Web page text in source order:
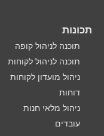
תכונות
תוכנה לניהול קופה
תוכנה לניהול לקוחות
ניהול מועדון לקוחות
דוחות
ניהול מלאי חנות
עובדים